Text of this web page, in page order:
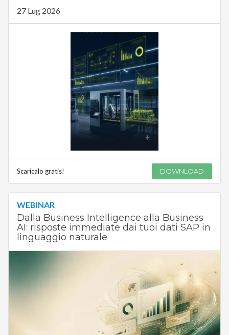
27 Lug 2026
Scaricalo gratis! DOWNLOAD
WEBINAR
Dalla Business Intelligence alla Business
AI: risposte immediate dai tuoi dati SAP in
linguaggio naturale